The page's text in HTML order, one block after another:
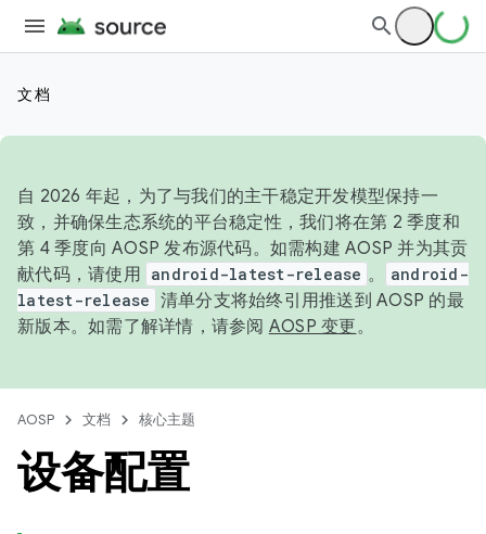
文档
自 2026 年起，为了与我们的主干稳定开发模型保持一
致，并确保生态系统的平台稳定性，我们将在第 2 季度和
第 4 季度向 AOSP 发布源代码。如需构建 AOSP 并为其贡
献代码，请使用 android-latest-release 。
android-
latest-release 清单分支将始终引用推送到 AOSP 的最
新版本。如需了解详情，请参阅 AOSP 变更。
AOSP 文档 核心主题
设备配置